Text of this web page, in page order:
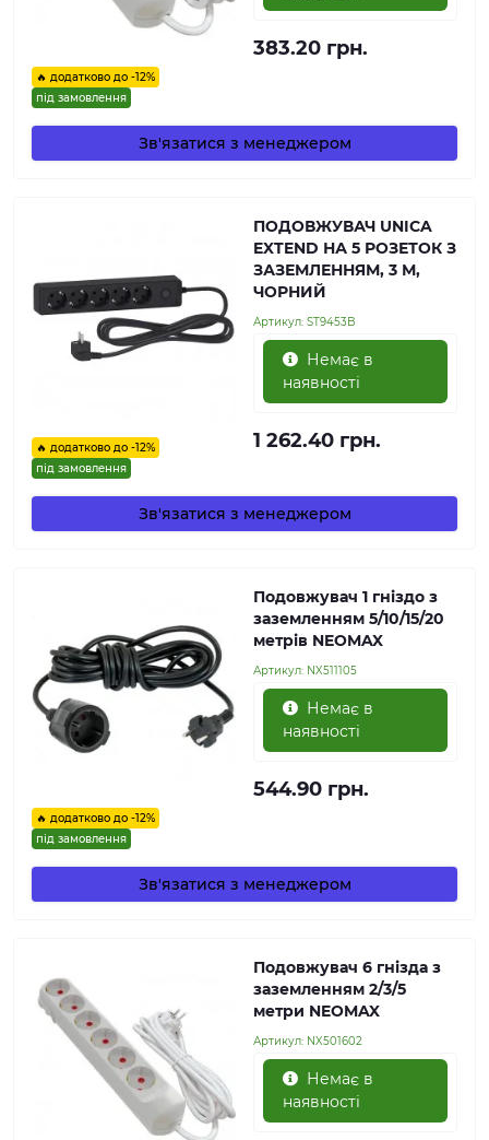
🔥 додатково до -12%
під замовлення
383.20 грн.
Зв'язатися з менеджером
🔥 додатково до -12%
під замовлення
ПОДОВЖУВАЧ UNICA
EXTEND НА 5 РОЗЕТОК З
ЗАЗЕМЛЕННЯМ, 3 М,
ЧОРНИЙ
Артикул: ST9453B
Немає в
наявності
1 262.40 грн.
Зв'язатися з менеджером
🔥 додатково до -12%
під замовлення
Подовжувач 1 гніздо з
заземленням 5/10/15/20
метрів NEOMAX
Артикул: NX511105
Немає в
наявності
544.90 грн.
Зв'язатися з менеджером
Подовжувач 6 гнізда з
заземленням 2/3/5
метри NEOMAX
Артикул: NX501602
Немає в
наявності